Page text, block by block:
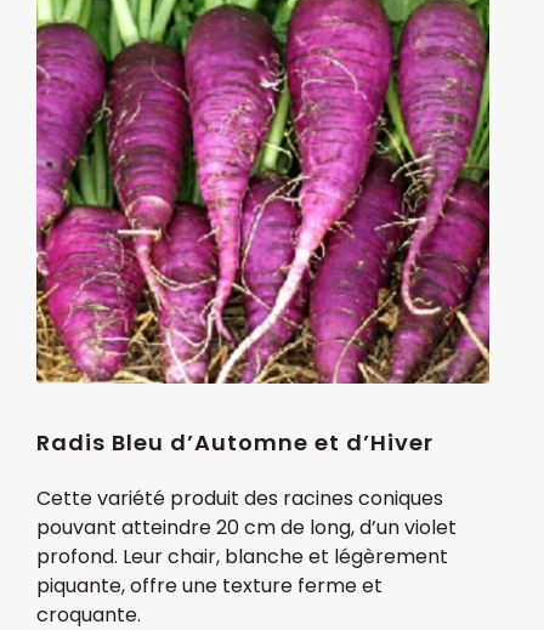
Radis Bleu d’Automne et d’Hiver
Cette variété produit des racines coniques
pouvant atteindre 20 cm de long, d’un violet
profond. Leur chair, blanche et légèrement
piquante, offre une texture ferme et
croquante.